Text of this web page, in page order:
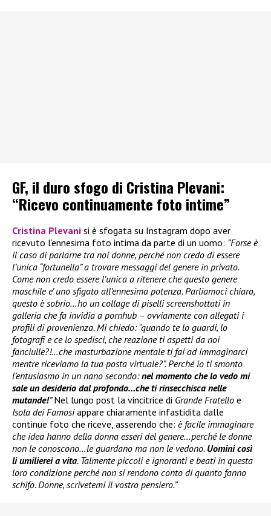
GF, il duro sfogo di Cristina Plevani:
“Ricevo continuamente foto intime”
Cristina Plevani si è sfogata su Instagram dopo aver
ricevuto l’ennesima foto intima da parte di un uomo: “Forse è
il caso di parlarne tra noi donne, perché non credo di essere
l’unica “fortunella” a trovare messaggi del genere in privato.
Come non credo essere l’unica a ritenere che questo genere
maschile e’ uno sfigato all’ennesima potenza. Parliamoci chiaro,
questo è sobrio…ho un collage di piselli screenshottati in
galleria che fa invidia a pornhub – ovviamente con allegati i
profili di provenienza. Mi chiedo: “quando te lo guardi, lo
fotografi e ce lo spedisci, che reazione ti aspetti da noi
fanciulle?!…che masturbazione mentale ti fai ad immaginarci
mentre riceviamo la tua posta virtuale?”. Perché io ti smonto
l’entusiasmo in un nano secondo:nel momento che lo vedo mi
sale un desiderio dal profondo…che ti rinsecchisca nelle
mutande!”Nel lungo post la vincitrice di Grande Fratello e
Isola dei Famosiappare chiaramente infastidita dalle
continue foto che riceve, asserendo che: è facile immaginare
che idea hanno della donna esseri del genere…perché le donne
non le conoscono…le guardano ma non le vedono. Uomini così
li umilierei a vita. Talmente piccoli e ignoranti e beati in questa
loro condizione perché non si rendono conto di quanto fanno
schifo. Donne, scrivetemi il vostro pensiero.”